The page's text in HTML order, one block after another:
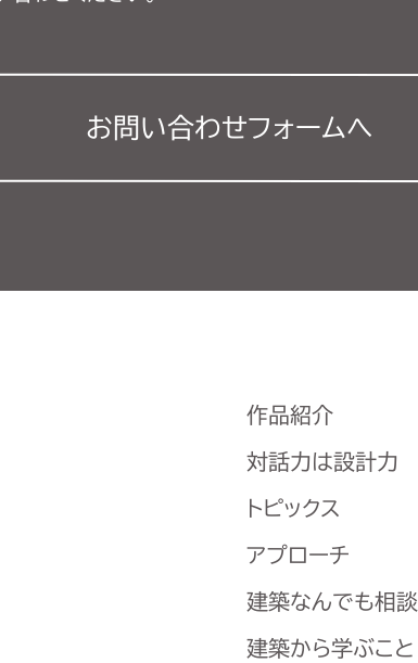
お問い合わせフォームへ
作品紹介
対話力は設計力
トピックス
アプローチ
建築なんでも相談
建築から学ぶこと